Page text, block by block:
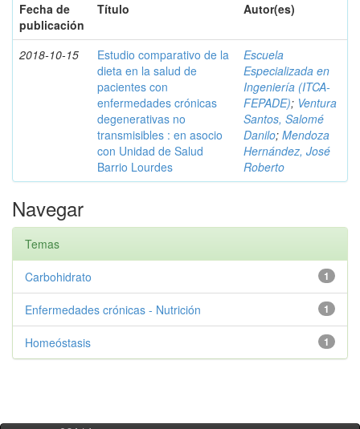
Fecha de
publicación
Título Autor(es)
2018-10-15
Estudio comparativo de la
dieta en la salud de
pacientes con
enfermedades crónicas
degenerativas no
transmisibles : en asocio
con Unidad de Salud
Barrio Lourdes
Escuela
Especializada en
Ingeniería (ITCA-
FEPADE); Ventura
Santos, Salomé
Danilo; Mendoza
Hernández, José
Roberto
Navegar
Temas
1
Carbohidrato
1
Enfermedades crónicas - Nutrición
1
Homeóstasis